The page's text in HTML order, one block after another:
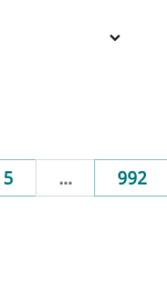
5 ... 992